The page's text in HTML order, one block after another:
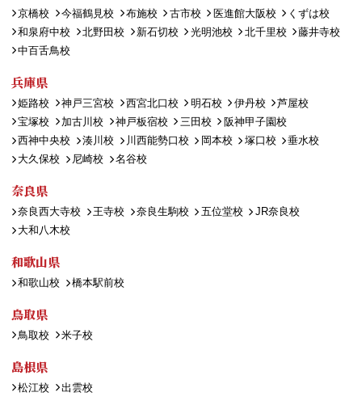
京橋校
今福鶴見校 布施校 古市校 医進館大阪校
くずは校
和泉府中校
北野田校 新石切校 光明池校 北千里校
藤井寺校
中百舌鳥校
兵庫県
姫路校 神戸三宮校 西宮北口校 明石校 伊丹校
芦屋校
宝塚校
加古川校 神戸板宿校 三田校
阪神甲子園校
西神中央校
湊川校 川西能勢口校 岡本校 塚口校
垂水校
大久保校
尼崎校 名谷校
奈良県
奈良西大寺校 王寺校 奈良生駒校 五位堂校
JR奈良校
大和八木校
和歌山県
和歌山校 橋本駅前校
鳥取県
鳥取校 米子校
島根県
松江校 出雲校